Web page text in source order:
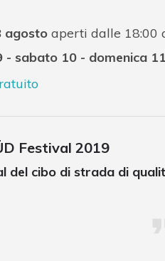
agosto aperti dalle 18:00
- sabato 10 - domenica 11
Festival 2019
del cibo di strada di